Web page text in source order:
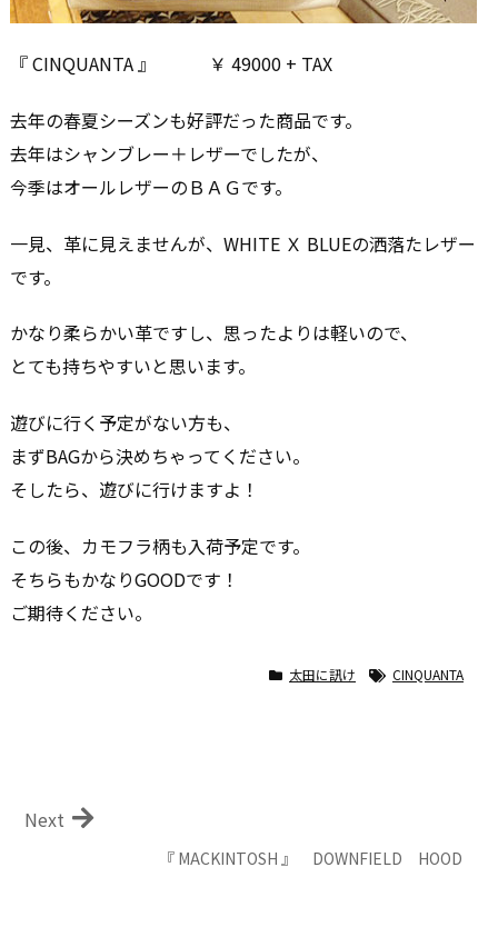
『 CINQUANTA 』 ￥ 49000 + TAX
去年の春夏シーズンも好評だった商品です。
去年はシャンブレー＋レザーでしたが、
今季はオールレザーのＢＡＧです。
一見、革に見えませんが、WHITE Ｘ BLUEの洒落たレザー
です。
かなり柔らかい革ですし、思ったよりは軽いので、
とても持ちやすいと思います。
遊びに行く予定がない方も、
まずBAGから決めちゃってください。
そしたら、遊びに行けますよ！
この後、カモフラ柄も入荷予定です。
そちらもかなりGOODです！
ご期待ください。
太田に訊け CINQUANTA
『 MACKINTOSH 』 DOWNFIELD HOOD
Next